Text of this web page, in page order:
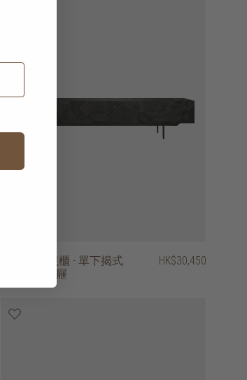
graphic 電視櫃 - 單下揭式
櫃門、兩抽屜
HK$30,450